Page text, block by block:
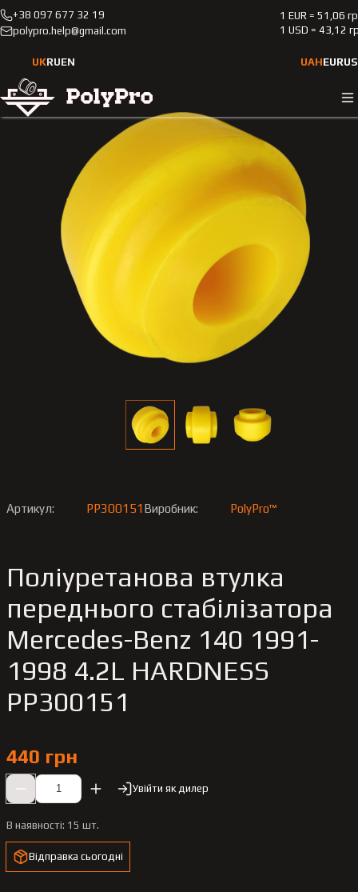
+38 097 677 32 19
polypro.help@gmail.com
1 EUR = 51,06
1 USD = 43,12
UKRUEN UAHEUR
Каталог Легкові автомобілі Mercedes-Benz
140
Поліуретанова втулка переднього стабілізатора
Benz 140 1991-1998 4.2L HARDNESS
Артикул: PP300151Виробник: PolyPro™
Поліуретанова втулка
переднього стабілізатора
Merсedes-Benz 140 1991-
1998 4.2L HARDNESS
PP300151
440 грн
Увійти як дилер
В наявності: 15 шт.
Відправка сьогодні